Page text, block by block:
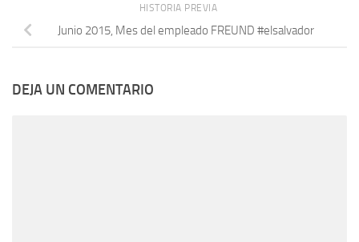
HISTORIA PREVIA
Junio 2015, Mes del empleado FREUND #elsalvador
DEJA UN COMENTARIO